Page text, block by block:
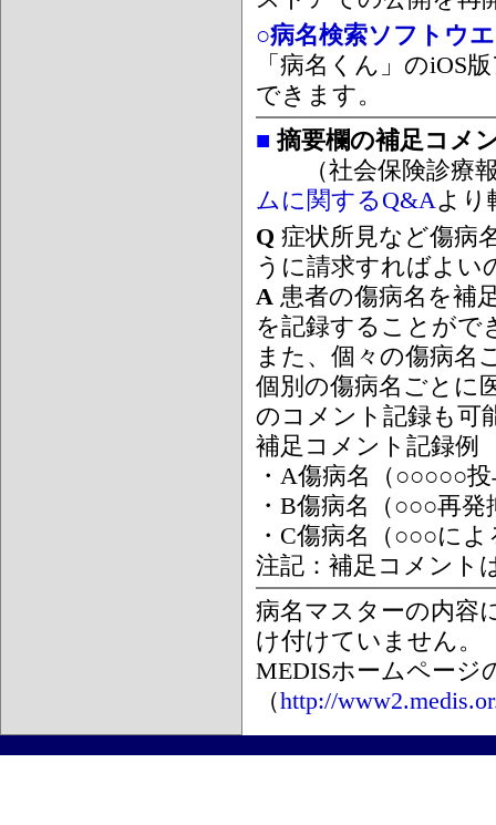
○病名検索ソフトウ
「病名くん」のiOS
できます。
■ 摘要欄の補足コメ
（社会保険診療報
ムに関するQ&Aより
Q 症状所見など傷病
うに請求すればよい
A 患者の傷病名を補
を記録することがで
また、個々の傷病名
個別の傷病名ごとに
のコメント記録も可
補足コメント記録例
・A傷病名（○○○○○
・B傷病名（○○○再
・C傷病名（○○○に
注記：補足コメント
病名マスターの内容
け付けていません。
MEDISホームページ
（http://